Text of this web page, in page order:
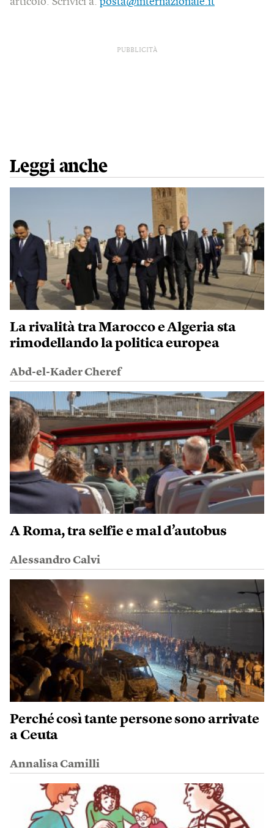
PUBBLICITÀ
Leggi anche
La rivalità tra Marocco e Algeria sta
rimodellando la politica europea
Abd-el-Kader Cheref
A Roma, tra selfie e mal d’autobus
Alessandro Calvi
Perché così tante persone sono arrivate
a Ceuta
Annalisa Camilli